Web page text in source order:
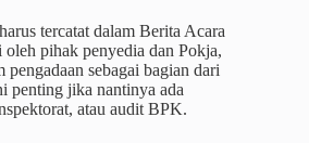
tercatat dalam Berita Acara
pihak penyedia dan Pokja,
pengadaan sebagai bagian dari
penting jika nantinya ada
atau audit BPK.